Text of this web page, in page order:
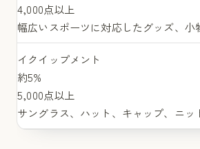
4,000点以上
幅広いスポーツに対応したグッズ、
イクイップメント
約5%
5,000点以上
サングラス、ハット、キャップ、ニ